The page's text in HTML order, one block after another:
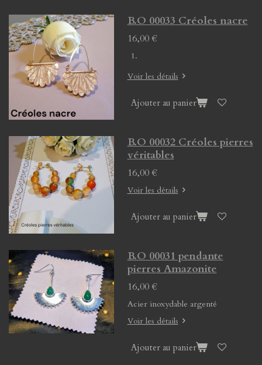
B.O 00033 Créoles nacre
16,00 €
Voir les détails
Ajouter au panier
B.O 00032 Créoles pierres
véritables
16,00 €
Voir les détails
Ajouter au panier
B.O 00031 pendante
pierres Amazonite
16,00 €
Acier inoxydable argenté
Voir les détails
Ajouter au panier